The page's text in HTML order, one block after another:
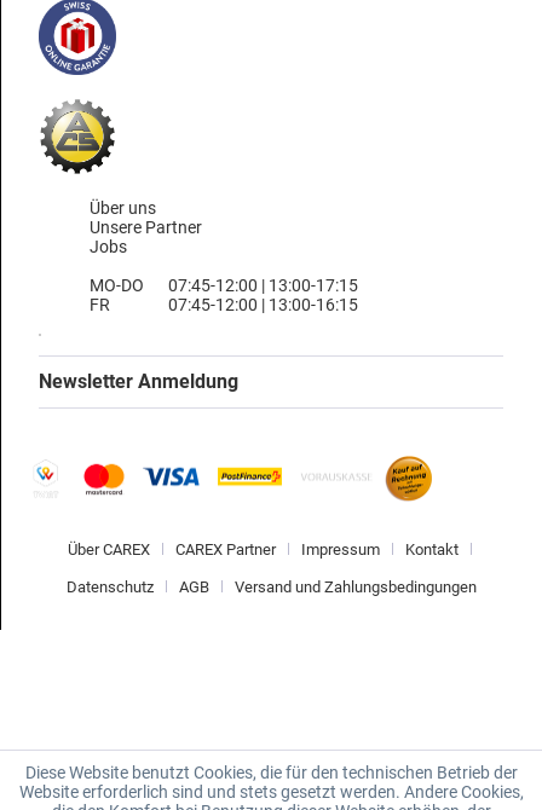
Über uns
Unsere Partner
Jobs
MO-DO
FR
07:45-12:00 | 13:00-17:15
07:45-12:00 | 13:00-16:15
Newsletter Anmeldung
Über CAREX CAREX Partner Impressum Kontakt
Datenschutz AGB Versand und Zahlungsbedingungen
Diese Website benutzt Cookies, die für den technischen Betrieb der
Website erforderlich sind und stets gesetzt werden. Andere Cookies,